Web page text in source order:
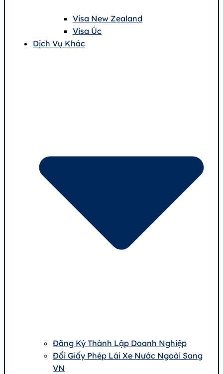
Visa New Zealand
Visa Úc
Dịch Vụ Khác
Đăng Ký Thành Lập Doanh Nghiệp
Đổi Giấy Phép Lái Xe Nước Ngoài Sang
VN